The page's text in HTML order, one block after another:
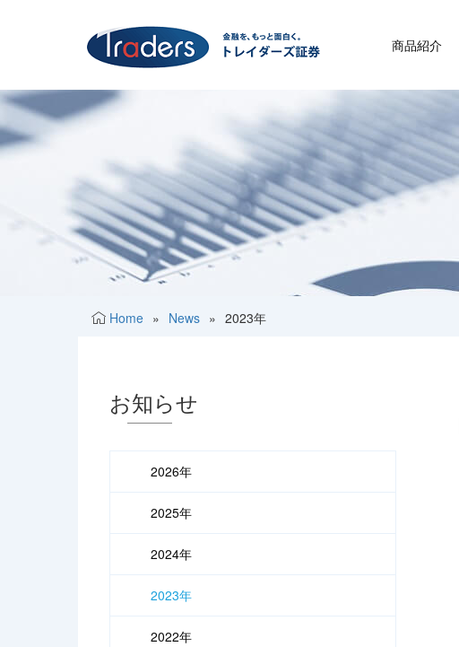
商品紹介
Home » News » 2023年
お知らせ
2026年
2025年
2024年
2023年
2022年